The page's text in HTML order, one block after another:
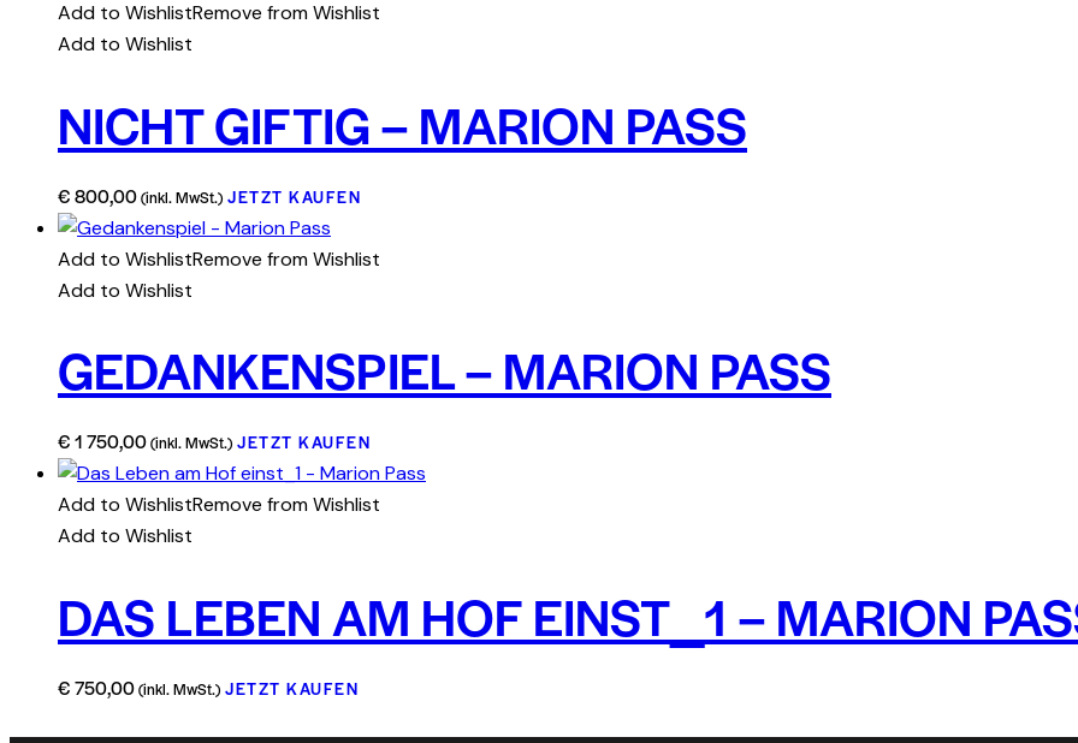
Add to WishlistRemove from Wishlist
Add to Wishlist
NICHT GIFTIG – MARION PASS
€800,00(inkl. MwSt.) JETZT KAUFEN
Add to WishlistRemove from Wishlist
Add to Wishlist
GEDANKENSPIEL – MARION PASS
€1 750,00(inkl. MwSt.) JETZT KAUFEN
Add to WishlistRemove from Wishlist
Add to Wishlist
DAS LEBEN AM HOF EINST_1 – MARION
€750,00(inkl. MwSt.) JETZT KAUFEN